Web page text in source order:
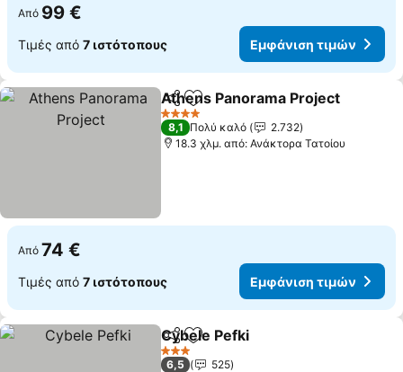
Από 99 €
Τιμές από 7 ιστότοπους Εμφάνιση τιμών
Κοινοποίηση
Προσθήκη στα αγαπημένα
Athens Panorama Project
4 Αστέρια
8,1 Πολύ καλό
2.732
18.3 χλμ. από: Ανάκτορα Τατοίου
Από 74 €
Τιμές από 7 ιστότοπους Εμφάνιση τιμών
Κοινοποίηση
Προσθήκη στα αγαπημένα
Cybele Pefki
3 Αστέρια
6,5
525